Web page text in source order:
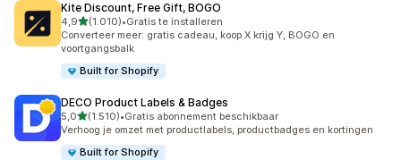
Kite Discount, Free Gift, BOGO
4,9van 5 sterren
(1.010)
1010 recensies in totaal
•Gratis te installeren
Converteer meer: gratis cadeau, koop X krijg Y, BOGO en
voortgangsbalk
Built for Shopify
DECO Product Labels & Badges
5,0van 5 sterren
(1.510)
1510 recensies in totaal
•Gratis abonnement beschikbaar
Verhoog je omzet met productlabels, productbadges en kortingen
Built for Shopify